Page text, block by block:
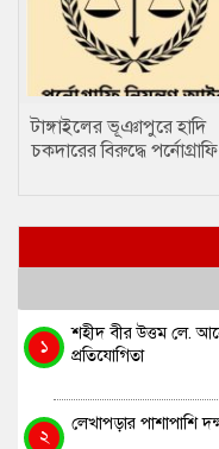
টাঙ্গাইলের ভূঞাপুরে হাদি
চকদারের বিরুদ্ধে পর্নোগ্রাফি
১
শহীদ বীর উত্তম লে.
প্রতিযোগিতা
২
লেখাপড়ার পাশাপাশি